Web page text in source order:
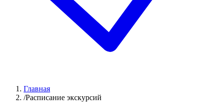
Главная
/Расписание экскурсий